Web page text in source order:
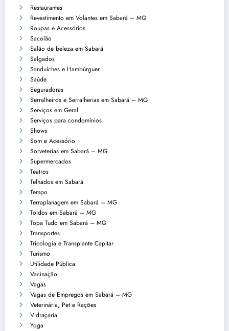
Restaurantes
Revestimento em Volantes em Sabará – MG
Roupas e Acessórios
Sacolão
Salão de beleza em Sabará
Salgados
Sanduíches e Hambúrguer
Saúde
Seguradoras
Serralheiros e Serralherias em Sabará – MG
Serviços em Geral
Serviços para condomínios
Shows
Som e Acessório
Sorveterias em Sabará – MG
Supermercados
Teatros
Telhados em Sabará
Tempo
Terraplanagem em Sabará – MG
Toldos em Sabará – MG
Topa Tudo em Sabará – MG
Transportes
Tricologia e Transplante Capitar
Turismo
Utilidade Pública
Vacinação
Vagas
Vagas de Empregos em Sabará – MG
Veterinária, Pet e Rações
Vidraçaria
Yoga